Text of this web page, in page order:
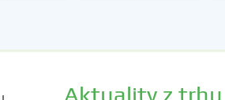
Aktuality z trhu